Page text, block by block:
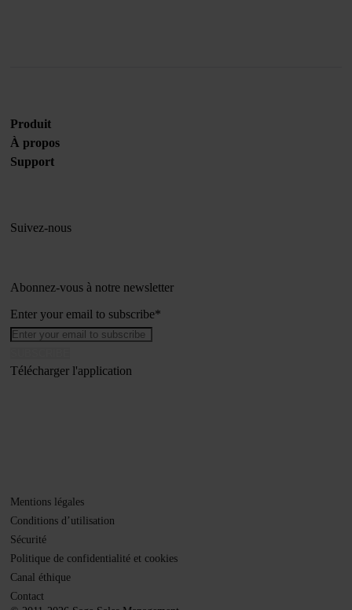
Produit
À propos
Support
Suivez-nous
Abonnez-vous à notre newsletter
Enter your email to subscribe*
Télécharger l'application
Mentions légales
Conditions d’utilisation
Sécurité
Politique de confidentialité et cookies
Canal éthique
Contact